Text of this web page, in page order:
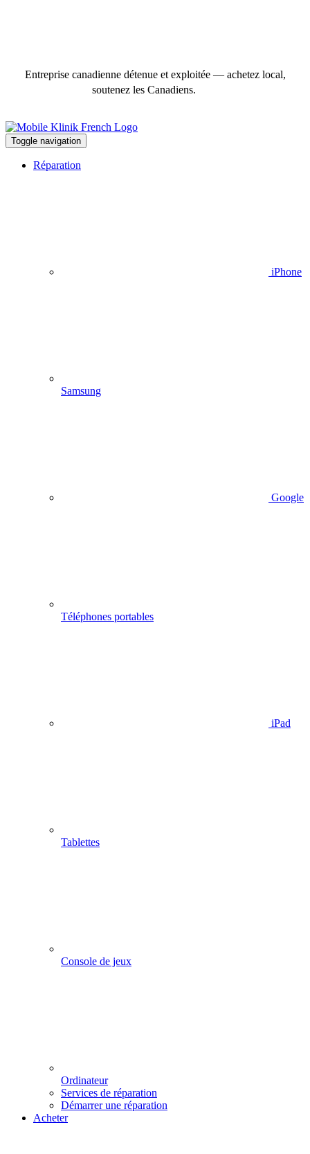
Entreprise canadienne détenue et exploitée — achetez local,
soutenez les Canadiens.
Toggle navigation
Réparation
iPhone
Samsung
Google
Téléphones portables
iPad
Tablettes
Console de jeux
Ordinateur
Services de réparation
Démarrer une réparation
Acheter